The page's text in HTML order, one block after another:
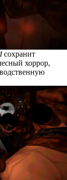
сохранит
хоррор,